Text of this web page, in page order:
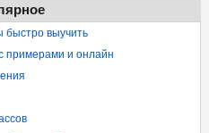
быстро выучить
примерами и онлайн